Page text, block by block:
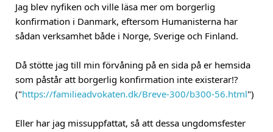
Jag blev nyfiken och ville läsa mer om borgerlig
konfirmation i Danmark, eftersom Humanisterna har
sådan verksamhet både i Norge, Sverige och Finland.
Då stötte jag till min förvåning på en sida på er hemsida
som påstår att borgerlig konfirmation inte existerar!?
("https://familieadvokaten.dk/Breve-300/b300-56.html")
Eller har jag missuppfattat, så att dessa ungdomsfester